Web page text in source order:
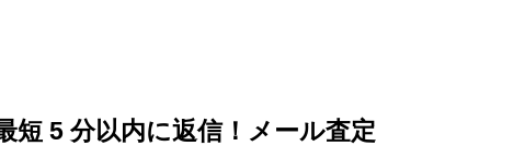
短 5 分以内に返信！メール査定